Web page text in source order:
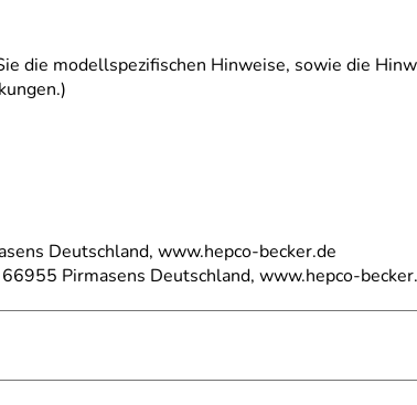
die modellspezifischen Hinweise, sowie die
Deutschland, www.hepco-becker.de
Pirmasens Deutschland, www.hepco-